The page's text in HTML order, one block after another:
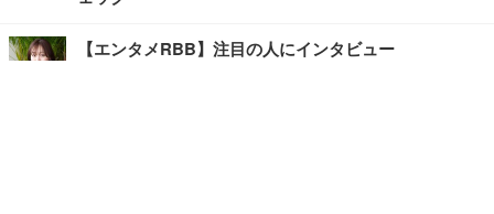
【エンタメRBB】注目の人にインタビュー